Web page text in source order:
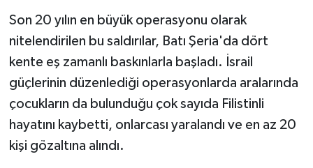
Son 20 yılın en büyük operasyonu olarak
nitelendirilen bu saldırılar, Batı Şeria'da dört
kente eş zamanlı baskınlarla başladı. İsrail
güçlerinin düzenlediği operasyonlarda aralarında
çocukların da bulunduğu çok sayıda Filistinli
hayatını kaybetti, onlarcası yaralandı ve en az 20
kişi gözaltına alındı.